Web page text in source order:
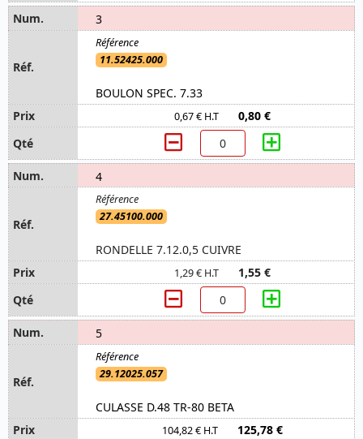
3
11.52425.000
BOULON SPEC. 7.33
0,67 € H.T 0,80 €
4
27.45100.000
RONDELLE 7.12.0,5 CUIVRE
1,29 € H.T 1,55 €
5
29.12025.057
CULASSE D.48 TR-80 BETA
104,82 € H.T 125,78 €